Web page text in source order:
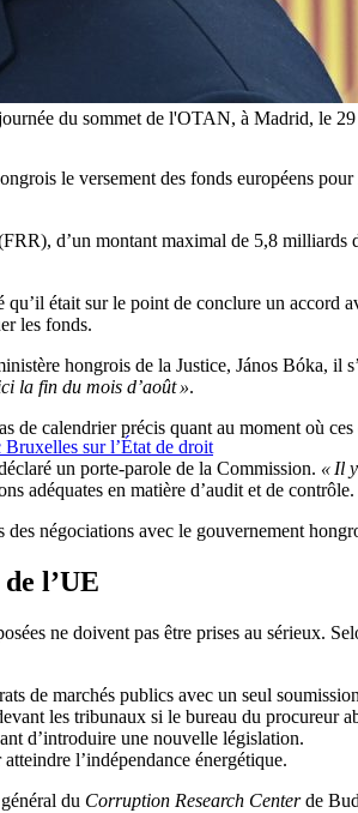
du sommet de l'OTAN, à Madrid, le
le versement des fonds européens
d’un montant maximal de 5,8 milliards
était sur le point de conclure un accord
les fonds.
hongrois de la Justice, János Bóka, il
la fin du mois d’août ».
sur l’État de droit
de calendrier précis quant au moment où
un porte-parole de la Commission. « Il
adéquates en matière d’audit et de contrôle.
négociations avec le gouvernement
l’UE
ne doivent pas être prises au sérieux.
de marchés publics avec un seul
les tribunaux si le bureau du procureur
d’introduire une nouvelle législation.
l’indépendance énergétique.
du Corruption Research Centerde